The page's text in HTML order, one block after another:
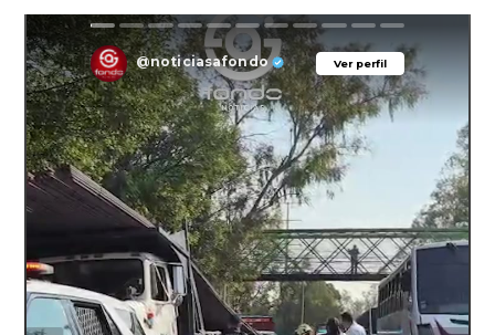
Ver perfil
@noticiasafondo Ver perfil